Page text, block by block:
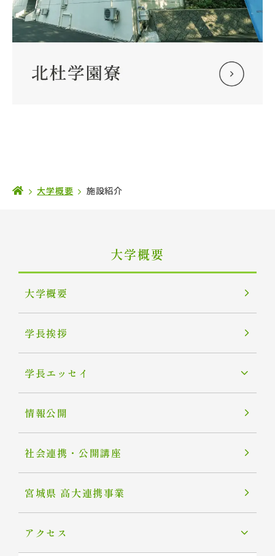
大学概要 施設紹介
大学概要
大学概要
学長挨拶
学長エッセイ
情報公開
社会連携・公開講座
宮城県 高大連携事業
アクセス